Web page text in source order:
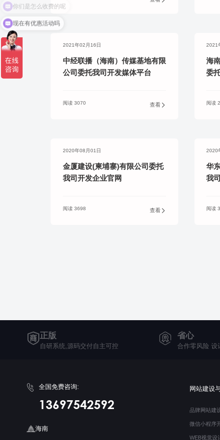
2021年02月16日
中经联播（海南）传媒基地有限
公司委托我司开发媒体平台
阅读 3070 查看
2021
海
委
阅读
2020年08月01日
金厦建设(柬埔寨)有限公司委托
我司开发企业官网
阅读 3698 查看
2020
华
我
阅读
正版
自研系统,源码交付自主可控
省心
合作零风险 设
全国免费咨询:
13697542592
海南
网站建设
品牌网站建
微信小程序
WEB视觉设
现在有优惠活动吗